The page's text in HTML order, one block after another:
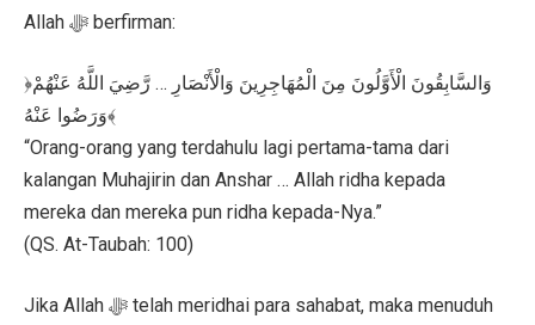
Allah ﷻ berfirman:
﴿وَالسَّابِقُونَ الْأَوَّلُونَ مِنَ الْمُهَاجِرِينَ وَالْأَنْصَارِ … رَّضِيَ اللَّهُ عَنْهُمْ
وَرَضُوا عَنْهُ﴾
“Orang-orang yang terdahulu lagi pertama-tama dari
kalangan Muhajirin dan Anshar … Allah ridha kepada
mereka dan mereka pun ridha kepada-Nya.”
(QS. At-Taubah: 100)
Jika Allah ﷻ telah meridhai para sahabat, maka menuduh